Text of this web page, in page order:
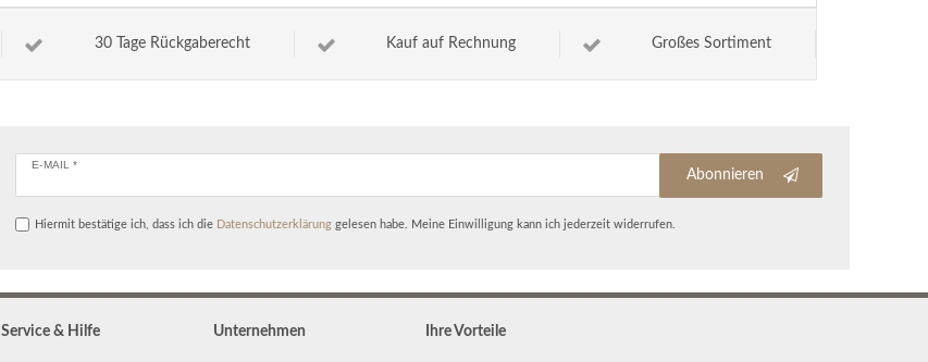
30 Tage Rückgaberecht Kauf auf Rechnung Großes Sortiment
E-MAIL *
Abonnieren
Hiermit bestätige ich, dass ich die Daten­schutz­erklärunggelesen habe. Meine Einwilligung kann ich jederzeit widerrufen.
Service & Hilfe Unternehmen Ihre Vorteile